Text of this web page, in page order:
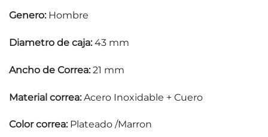
Genero:Hombre
Diametro de caja:43 mm
Ancho de Correa:21 mm
Material correa:Acero Inoxidable + Cuero
Color correa:Plateado /Marron